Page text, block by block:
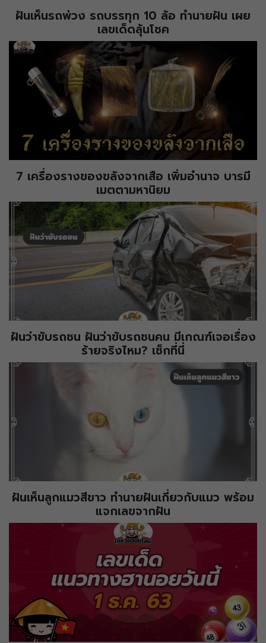
ฝันเห็นรถพ่วง รถบรรทุก 10 ล้อ ทำนายฝัน เผย
เลขเด็ดลุ้นโชค
7 เครื่องรางของขลังจากเสือ เพิ่มอำนาจ บารมี
เมตตามหานิยม
ฝันว่าขับรถชน ฝันว่าขับรถชนคน มีเกณฑ์เจอเรื่อง
ร้ายจริงไหม? เช็กที่นี่
ฝันเห็นลูกแมวสีขาว ทำนายฝันเกี่ยวกับแมว พร้อม
แจกเลขจากฝัน